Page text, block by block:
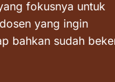
fokusnya untuk
yang ingin
bahkan sudah